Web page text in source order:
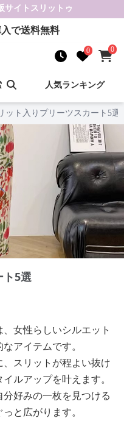
サイト スリットゥ
で送料無料
0 0
人気ランキング
ット入りプリーツスカート5選
ト5選
女性らしいシルエット
アイテムです。
スリットが程よい抜け
ルアップを叶えます。
好みの一枚を見つける
と広がります。